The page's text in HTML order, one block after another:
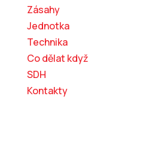
Zásahy
Jednotka
Technika
Co dělat když
SDH
Kontakty